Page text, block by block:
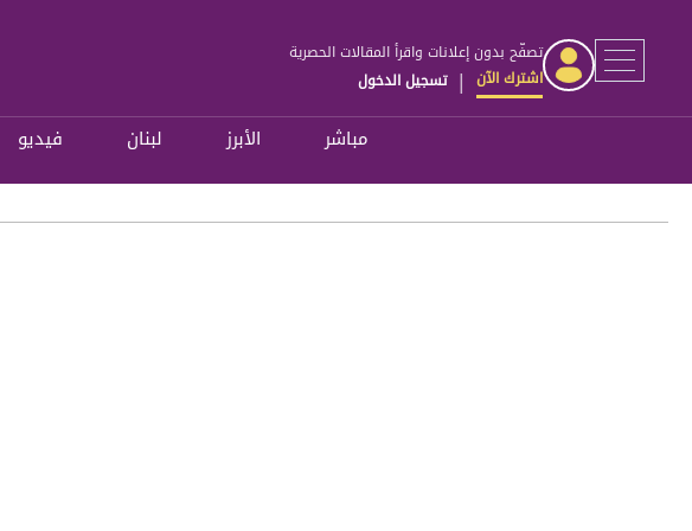
تصفّح بدون إعلانات واقرأ المقالات الحصرية
اشترك الآن | تسجيل الدخول
مباشر الأبرز لبنان فيديو